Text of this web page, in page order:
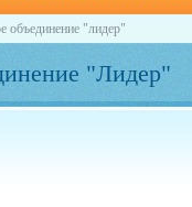
объединение "лидер"
"Лидер"